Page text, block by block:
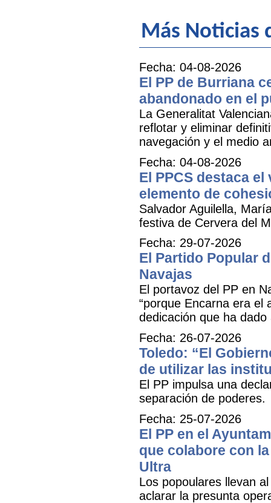
Más Noticias
Fecha: 04-08-2026
El PP de Burriana
abandonado en el
La Generalitat
reflotar y eliminar
navegación y el medio
Fecha: 04-08-2026
El PPCS destaca
elemento de
Salvador Aguilella,
festiva de Cervera del
Fecha: 29-07-2026
El Partido Popular
Navajas
El portavoz del PP en
“porque Encarna era el
dedicación que ha
Fecha: 26-07-2026
Toledo: “El
de utilizar las
El PP impulsa una
separación de poderes.
Fecha: 25-07-2026
El PP en el
que colabore con
Ultra
Los popoulares llevan
aclarar la presunta